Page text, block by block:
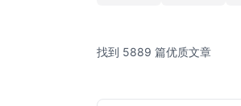
找到 5889 篇优质文章